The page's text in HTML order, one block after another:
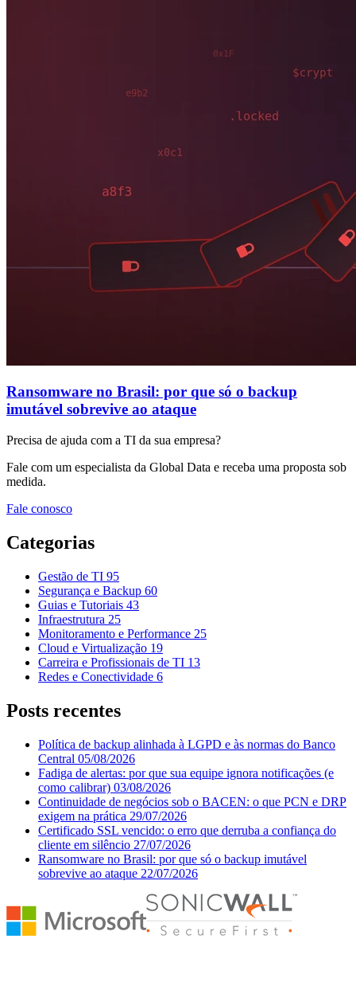
Ransomware no Brasil: por que só o backup
imutável sobrevive ao ataque
Precisa de ajuda com a TI da sua empresa?
Fale com um especialista da Global Data e receba uma proposta sob
medida.
Fale conosco
Categorias
Gestão de TI 95
Segurança e Backup 60
Guias e Tutoriais 43
Infraestrutura 25
Monitoramento e Performance 25
Cloud e Virtualização 19
Carreira e Profissionais de TI 13
Redes e Conectividade 6
Posts recentes
Política de backup alinhada à LGPD e às normas do Banco
Central 05/08/2026
Fadiga de alertas: por que sua equipe ignora notificações (e
como calibrar) 03/08/2026
Continuidade de negócios sob o BACEN: o que PCN e DRP
exigem na prática 29/07/2026
Certificado SSL vencido: o erro que derruba a confiança do
cliente em silêncio 27/07/2026
Ransomware no Brasil: por que só o backup imutável
sobrevive ao ataque 22/07/2026